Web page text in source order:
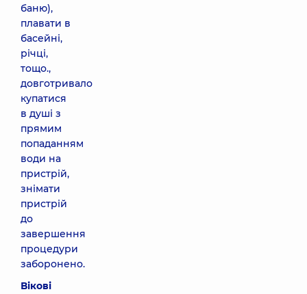
баню),
плавати в
басейні,
річці,
тощо.,
довготривало
купатися
в душі з
прямим
попаданням
води на
пристрій,
знімати
пристрій
до
завершення
процедури
заборонено.
Вікові